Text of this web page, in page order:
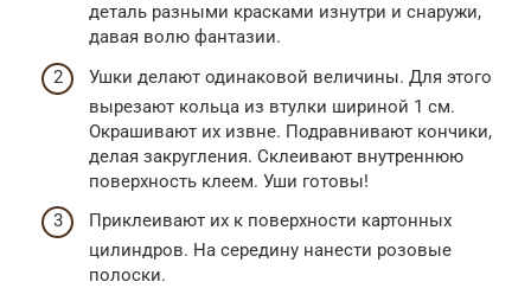
деталь разными красками изнутри и снаружи,
давая волю фантазии.
Ушки делают одинаковой величины. Для этого
вырезают кольца из втулки шириной 1 см.
Окрашивают их извне. Подравнивают кончики,
делая закругления. Склеивают внутреннюю
поверхность клеем. Уши готовы!
Приклеивают их к поверхности картонных
цилиндров. На середину нанести розовые
полоски.